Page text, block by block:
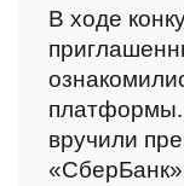
В ходе
вручили
Вопрос